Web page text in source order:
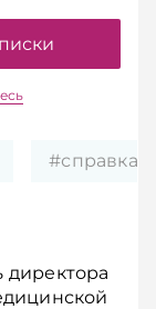
#справка